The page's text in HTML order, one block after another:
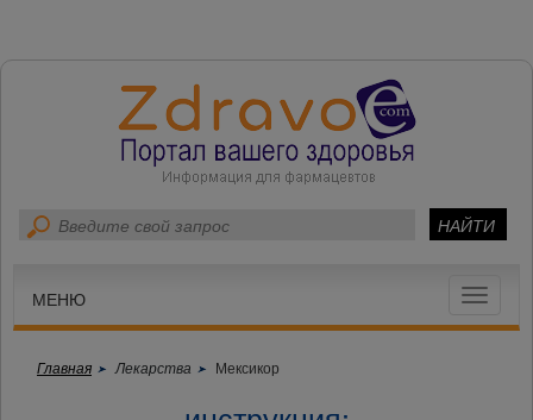
Toggle
МЕНЮ
Главная Лекарства Мексикор